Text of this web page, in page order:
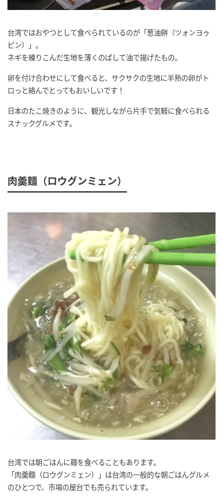
台湾ではおやつとして食べられているのが「葱油餅（ツォンヨゥ
ピン）」。
ネギを練りこんだ生地を薄くのばして油で揚げたもの。
卵を付け合わせにして食べると、サクサクの生地に半熟の卵がト
ロっと絡んでとってもおいしいです！
日本のたこ焼きのように、観光しながら片手で気軽に食べられる
スナックグルメです。
肉羹麵（ロウグンミェン）
台湾では朝ごはんに麺を食べることもあります。
「肉羹麵（ロウグンミェン）」は台湾の一般的な朝ごはんグルメ
のひとつで、市場の屋台でも売られています。